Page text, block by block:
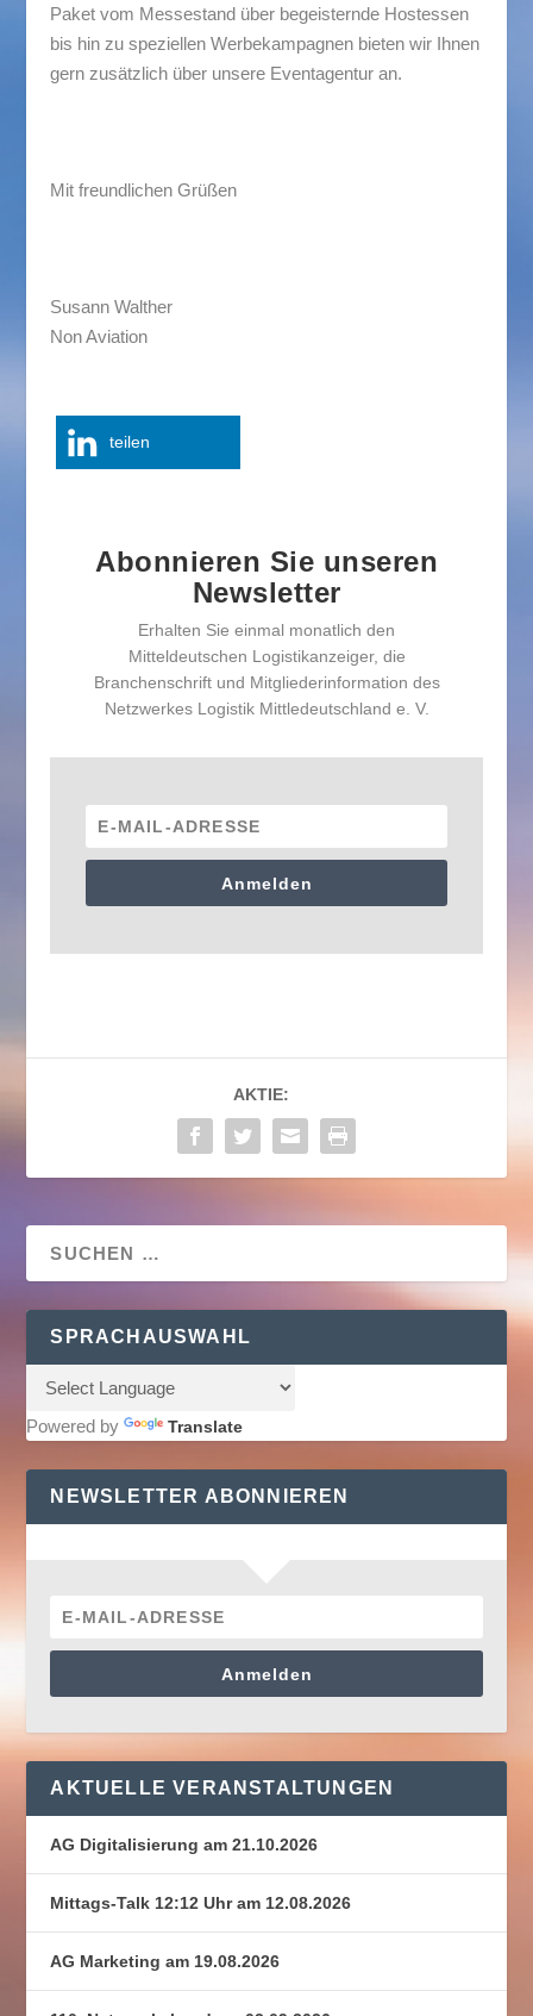
Paket vom Messestand über begeisternde Hostessen
bis hin zu speziellen Werbekampagnen bieten wir Ihnen
gern zusätzlich über unsere Eventagentur an.
Mit freundlichen Grüßen
Susann Walther
Non Aviation
teilen
Abonnieren Sie unseren
Newsletter
Erhalten Sie einmal monatlich den
Mitteldeutschen Logistikanzeiger, die
Branchenschrift und Mitgliederinformation des
Netzwerkes Logistik Mittledeutschland e. V.
Anmelden
AKTIE:
SPRACHAUSWAHL
Powered by Translate
NEWSLETTER ABONNIEREN
Anmelden
AKTUELLE VERANSTALTUNGEN
AG Digitalisierung am 21.10.2026
Mittags-Talk 12:12 Uhr am 12.08.2026
AG Marketing am 19.08.2026